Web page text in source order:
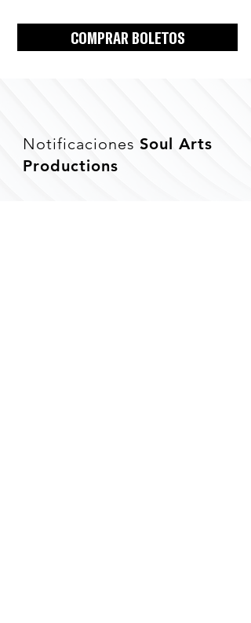
COMPRAR BOLETOS
Notificaciones Soul Arts
Productions